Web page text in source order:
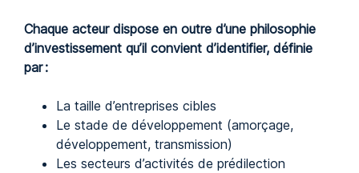
Chaque acteur dispose en outre d’une philosophie
d’investissement qu’il convient d’identifier, définie
par :
La taille d’entreprises cibles
Le stade de développement (amorçage,
développement, transmission)
Les secteurs d’activités de prédilection